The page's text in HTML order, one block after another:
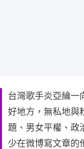
台灣歌手炎亞綸
好地方，無私地與
題、男女平權、政
少在微博寫文章的